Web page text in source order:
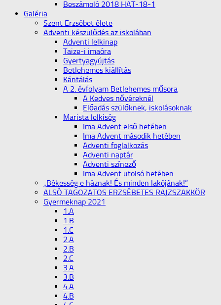
Beszámoló 2018 HAT-18-1
Galéria
Szent Erzsébet élete
Adventi készülődés az iskolában
Adventi lelkinap
Taize-i imaóra
Gyertyagyújtás
Betlehemes kiállítás
Kántálás
A 2. évfolyam Betlehemes műsora
A Kedves nővéreknél
Előadás szülőknek, iskolásoknak
Marista lelkiség
Ima Advent első hetében
Ima Advent második hetében
Adventi foglalkozás
Adventi naptár
Adventi színező
Ima Advent utolsó hetében
„Békesség e háznak! És minden lakójának!”
ALSÓ TAGOZATOS ERZSÉBETES RAJZSZAKKÖR
Gyermeknap 2021
1.A
1.B
1.C
2.A
2.B
2.C
3.A
3.B
4.A
4.B